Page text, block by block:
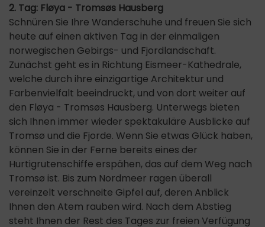
2. Tag: Fløya - Tromsøs Hausberg
Schnüren Sie Ihre Wanderschuhe und freuen Sie sich
heute auf einen aktiven Tag in der einmaligen
norwegischen Gebirgs- und Fjordlandschaft.
Zunächst geht es in Richtung Eismeer-Kathedrale,
welche durch ihre einzigartige Architektur und
Farbenvielfalt beeindruckt, und von dort weiter auf
den Fløya - Tromsøs Hausberg. Unterwegs bieten
sich Ihnen immer wieder spektakuläre Ausblicke auf
Tromsø und die Fjorde. Wenn Sie etwas Glück haben,
können Sie in der Ferne bereits eines der
Hurtigrutenschiffe erspähen, das auf dem Weg nach
Tromsø ist. Bis zum Nordmeer ragen überall
vereinzelt verschneite Gipfel auf, deren Anblick
Ihnen den Atem rauben wird. Nach dem Abstieg
steht Ihnen der Rest des Tages zur freien Verfügung